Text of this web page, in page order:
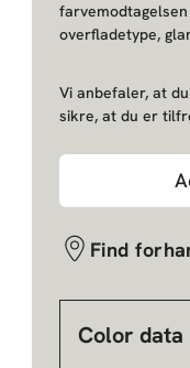
overfladetype,
Vi anbefaler, at
sikre, at du er
Find
Color data